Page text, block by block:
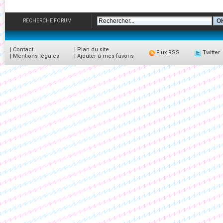
RECHERCHE FORUM
| Contact
| Mentions légales
| Plan du site
| Ajouter à mes favoris
Flux RSS Twitter